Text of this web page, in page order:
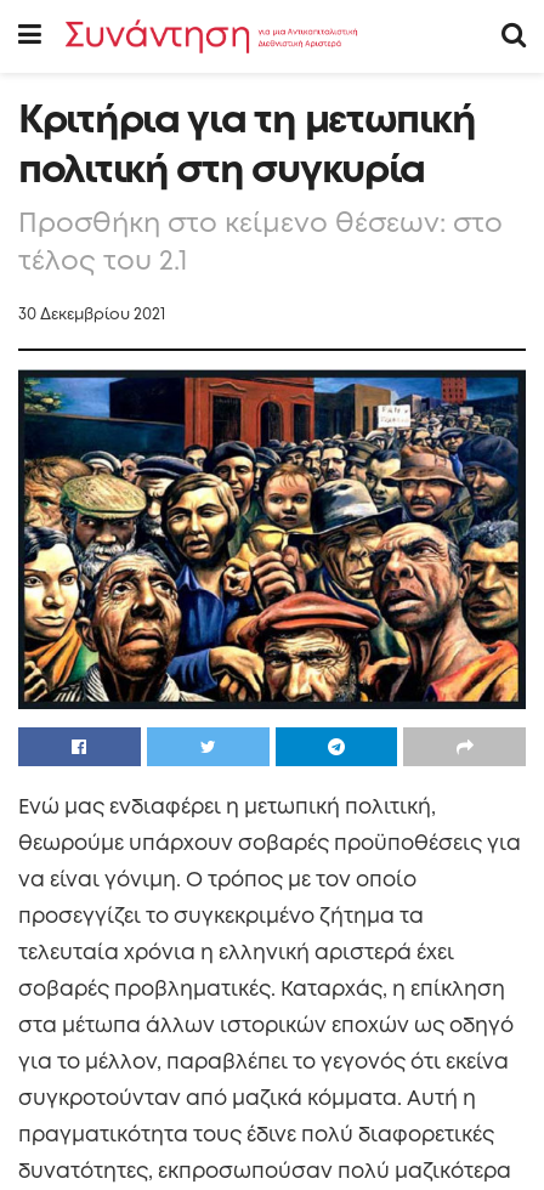
Κριτήρια για τη μετωπική
πολιτική στη συγκυρία
Προσθήκη στο κείμενο θέσεων: στο
τέλος του 2.1
30 Δεκεμβρίου 2021
Ενώ μας ενδιαφέρει η μετωπική πολιτική,
θεωρούμε υπάρχουν σοβαρές προϋποθέσεις για
να είναι γόνιμη. Ο τρόπος με τον οποίο
προσεγγίζει το συγκεκριμένο ζήτημα τα
τελευταία χρόνια η ελληνική αριστερά έχει
σοβαρές προβληματικές. Καταρχάς, η επίκληση
στα μέτωπα άλλων ιστορικών εποχών ως οδηγό
για το μέλλον, παραβλέπει το γεγονός ότι εκείνα
συγκροτούνταν από μαζικά κόμματα. Αυτή η
πραγματικότητα τους έδινε πολύ διαφορετικές
δυνατότητες, εκπροσωπούσαν πολύ μαζικότερα